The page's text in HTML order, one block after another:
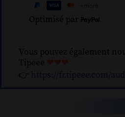
Optimisé par
Vous pouvez également
Tipeee
👉